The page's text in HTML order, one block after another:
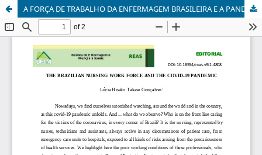
A FORÇA DE TRABALHO DA ENFERMAGEM BRASILEIRA E A PANDEMIA DO COVID-19